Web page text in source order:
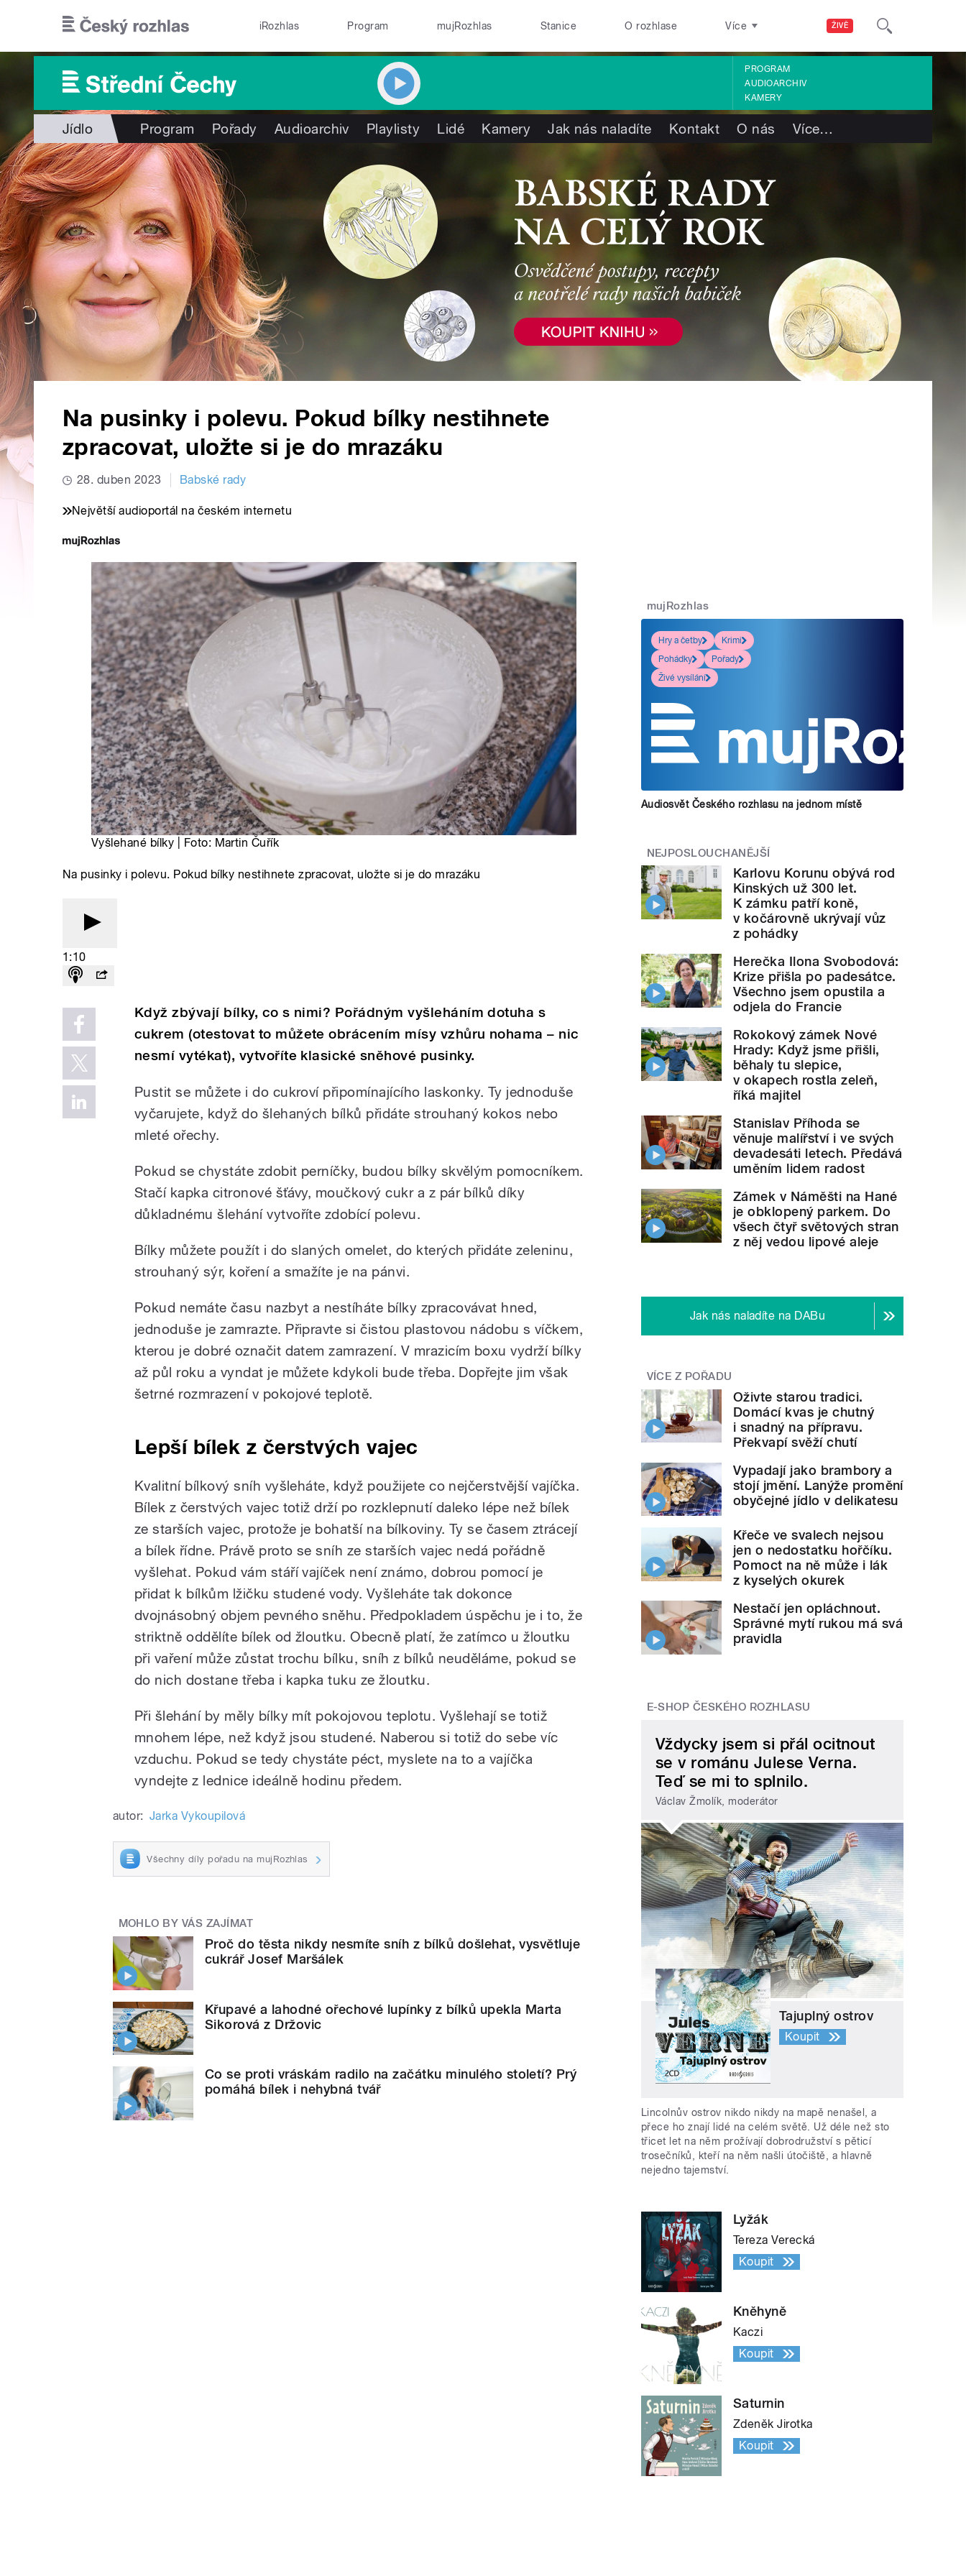
ŽIVĚ
iRozhlas Program mujRozhlas Stanice O rozhlase Více
PROGRAM
AUDIOARCHIV
KAMERY
Jídlo Program Pořady Audioarchiv Playlisty Lidé Kamery Jak nás naladíte Kontakt O nás Více…
Na pusinky i polevu. Pokud bílky nestihnete
zpracovat, uložte si je do mrazáku
28. duben 2023 Babské rady
Největší audioportál na českém internetu
Vyšlehané bílky | Foto: Martin Čuřík
Na pusinky i polevu. Pokud bílky nestihnete zpracovat, uložte si je do mrazáku
1:10
Když zbývají bílky, co s nimi? Pořádným vyšleháním dotuha s
cukrem (otestovat to můžete obrácením mísy vzhůru nohama – nic
nesmí vytékat), vytvoříte klasické sněhové pusinky.
Pustit se můžete i do cukroví připomínajícího laskonky. Ty jednoduše
vyčarujete, když do šlehaných bílků přidáte strouhaný kokos nebo
mleté ořechy.
Pokud se chystáte zdobit perníčky, budou bílky skvělým pomocníkem.
Stačí kapka citronové šťávy, moučkový cukr a z pár bílků díky
důkladnému šlehání vytvoříte zdobící polevu.
Bílky můžete použít i do slaných omelet, do kterých přidáte zeleninu,
strouhaný sýr, koření a smažíte je na pánvi.
Pokud nemáte času nazbyt a nestíháte bílky zpracovávat hned,
jednoduše je zamrazte. Připravte si čistou plastovou nádobu s víčkem,
kterou je dobré označit datem zamrazení. V mrazicím boxu vydrží bílky
až půl roku a vyndat je můžete kdykoli bude třeba. Dopřejte jim však
šetrné rozmrazení v pokojové teplotě.
Lepší bílek z čerstvých vajec
Kvalitní bílkový sníh vyšleháte, když použijete co nejčerstvější vajíčka.
Bílek z čerstvých vajec totiž drží po rozklepnutí daleko lépe než bílek
ze starších vajec, protože je bohatší na bílkoviny. Ty se časem ztrácejí
a bílek řídne. Právě proto se sníh ze starších vajec nedá pořádně
vyšlehat. Pokud vám stáří vajíček není známo, dobrou pomocí je
přidat k bílkům lžičku studené vody. Vyšleháte tak dokonce
dvojnásobný objem pevného sněhu. Předpokladem úspěchu je i to, že
striktně oddělíte bílek od žloutku. Obecně platí, že zatímco u žloutku
při vaření může zůstat trochu bílku, sníh z bílků neuděláme, pokud se
do nich dostane třeba i kapka tuku ze žloutku.
Při šlehání by měly bílky mít pokojovou teplotu. Vyšlehají se totiž
mnohem lépe, než když jsou studené. Naberou si totiž do sebe víc
vzduchu. Pokud se tedy chystáte péct, myslete na to a vajíčka
vyndejte z lednice ideálně hodinu předem.
autor: Jarka Vykoupilová
Všechny díly pořadu na mujRozhlas
MOHLO BY VÁS ZAJÍMAT
Proč do těsta nikdy nesmíte sníh z bílků došlehat, vysvětluje
cukrář Josef Maršálek
Křupavé a lahodné ořechové lupínky z bílků upekla Marta
Sikorová z Držovic
Co se proti vráskám radilo na začátku minulého století? Prý
pomáhá bílek i nehybná tvář
mujRozhlas
Hry a četby
Krimi
Pohádky
Pořady
Živé vysílání
Audiosvět Českého rozhlasu na jednom místě
NEJPOSLOUCHANĚJŠÍ
Karlovu Korunu obývá rod
Kinských už 300 let.
K zámku patří koně,
v kočárovně ukrývají vůz
z pohádky
Herečka Ilona Svobodová:
Krize přišla po padesátce.
Všechno jsem opustila a
odjela do Francie
Rokokový zámek Nové
Hrady: Když jsme přišli,
běhaly tu slepice,
v okapech rostla zeleň,
říká majitel
Stanislav Příhoda se
věnuje malířství i ve svých
devadesáti letech. Předává
uměním lidem radost
Zámek v Náměšti na Hané
je obklopený parkem. Do
všech čtyř světových stran
z něj vedou lipové aleje
Jak nás naladíte na DABu
VÍCE Z POŘADU
Oživte starou tradici.
Domácí kvas je chutný
i snadný na přípravu.
Překvapí svěží chutí
Vypadají jako brambory a
stojí jmění. Lanýže promění
obyčejné jídlo v delikatesu
Křeče ve svalech nejsou
jen o nedostatku hořčíku.
Pomoct na ně může i lák
z kyselých okurek
Nestačí jen opláchnout.
Správné mytí rukou má svá
pravidla
E-SHOP ČESKÉHO ROZHLASU
Vždycky jsem si přál ocitnout
se v románu Julese Verna.
Teď se mi to splnilo.
Václav Žmolík, moderátor
Tajuplný ostrov
Koupit
Lincolnův ostrov nikdo nikdy na mapě nenašel, a
přece ho znají lidé na celém světě. Už déle než sto
třicet let na něm prožívají dobrodružství s pěticí
trosečníků, kteří na něm našli útočiště, a hlavně
nejedno tajemství.
Lyžák
Tereza Verecká
Koupit
Kněhyně
Kaczi
Koupit
Saturnin
Zdeněk Jirotka
Koupit